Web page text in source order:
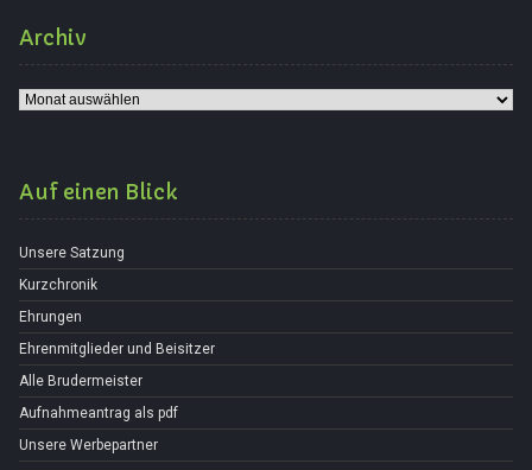
Archiv
Archiv
Auf einen Blick
Unsere Satzung
Kurzchronik
Ehrungen
Ehrenmitglieder und Beisitzer
Alle Brudermeister
Aufnahmeantrag als pdf
Unsere Werbepartner